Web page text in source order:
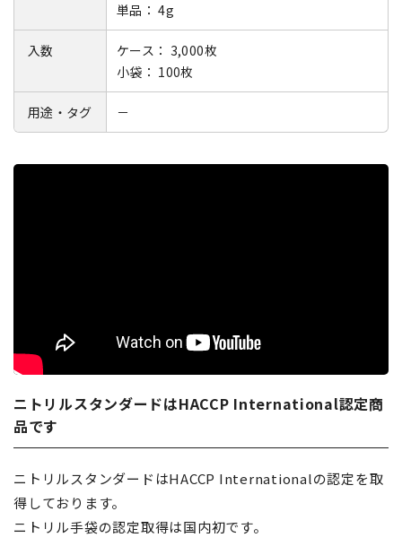
単品： 4g
入数
ケース： 3,000枚
小袋： 100枚
用途・タグ －
ニトリルスタンダードはHACCP International認定商
品です
ニトリルスタンダードはHACCP Internationalの認定を取
得しております。
ニトリル手袋の認定取得は国内初です。